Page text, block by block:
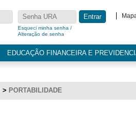
Esqueci minha senha /
Alteração de senha
Entrar
EDUCAÇÃO FINANCEIRA E
PORTABILIDADE